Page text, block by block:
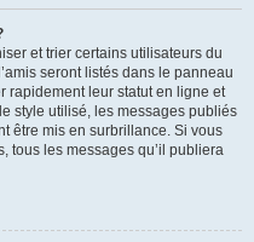
et trier certains utilisateurs du
seront listés dans le panneau
rapidement leur statut en ligne et
style utilisé, les messages publiés
être mis en surbrillance. Si vous
tous les messages qu’il publiera